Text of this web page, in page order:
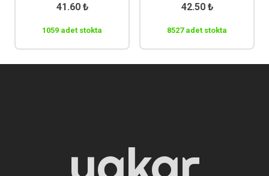
41.60 ₺
1059 adet stokta
42.50 ₺
8527 adet stokta